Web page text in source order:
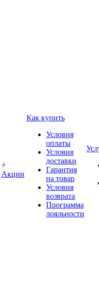
Акции
Как купить
Условия
оплаты
Условия
доставки
Гарантия
на товар
Условия
возврата
Программа
лояльности